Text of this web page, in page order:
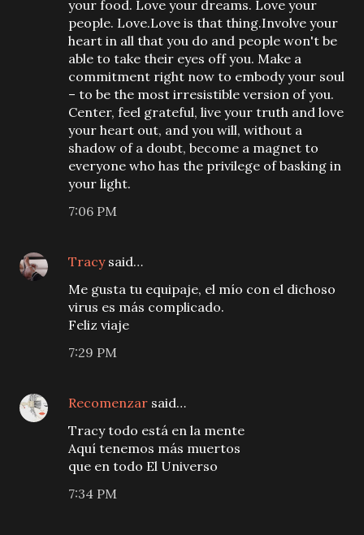
your food. Love your dreams. Love your
people. Love.Love is that thing.Involve your
heart in all that you do and people won't be
able to take their eyes off you. Make a
commitment right now to embody your soul
– to be the most irresistible version of you.
Center, feel grateful, live your truth and love
your heart out, and you will, without a
shadow of a doubt, become a magnet to
everyone who has the privilege of basking in
your light.
7:06 PM
Tracysaid…
Me gusta tu equipaje, el mío con el dichoso
virus es más complicado.
Feliz viaje
7:29 PM
Recomenzar said…
Tracy todo está en la mente
Aquí tenemos más muertos
que en todo El Universo
7:34 PM